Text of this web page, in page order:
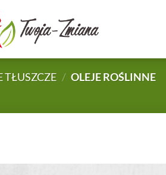
TWOJA-
TŁUSZCZE / OLEJE ROŚLINNE